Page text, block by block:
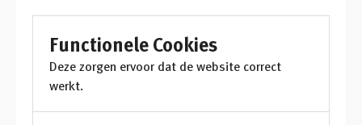
Functionele Cookies
Deze zorgen ervoor dat de website correct
werkt.